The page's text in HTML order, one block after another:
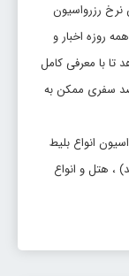
نرخ رزرواسیون
روزه اخبار و
تا با معرفی کامل
سفری ممکن به
انواع بلیط
، هتل و انواع